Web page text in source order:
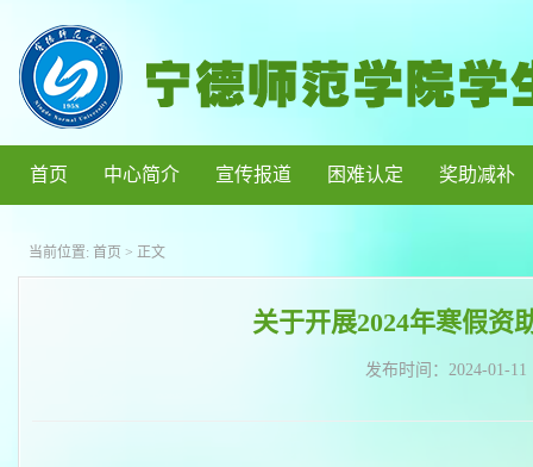
首页 中心简介 宣传报道 困难认定 奖助减补
当前位置: 首页 > 正文
关于开展2024年寒假资
发布时间：2024-01-11